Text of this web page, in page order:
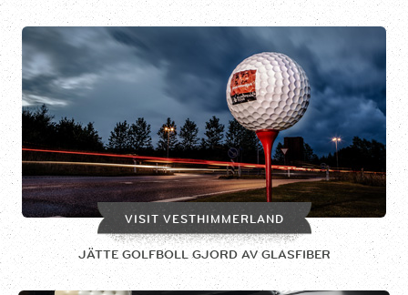
VISIT VESTHIMMERLAND
JÄTTE GOLFBOLL GJORD AV GLASFIBER